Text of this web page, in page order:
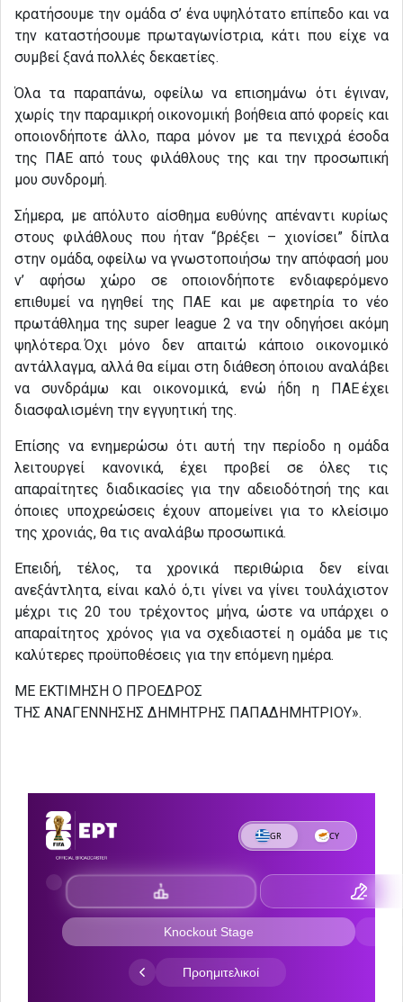
κρατήσουμε την ομάδα σ’ ένα υψηλότατο επίπεδο και να
την καταστήσουμε πρωταγωνίστρια, κάτι που είχε να
συμβεί ξανά πολλές δεκαετίες.
Όλα τα παραπάνω, οφείλω να επισημάνω ότι έγιναν,
χωρίς την παραμικρή οικονομική βοήθεια από φορείς και
οποιονδήποτε άλλο, παρα μόνον με τα πενιχρά έσοδα
της ΠΑΕ από τους φιλάθλους της και την προσωπική
μου συνδρομή.
Σήμερα, με απόλυτο αίσθημα ευθύνης απέναντι κυρίως
στους φιλάθλους που ήταν “βρέξει – χιονίσει” δίπλα
στην ομάδα, οφείλω να γνωστοποιήσω την απόφασή μου
ν’ αφήσω χώρο σε οποιονδήποτε ενδιαφερόμενο
επιθυμεί να ηγηθεί της ΠΑΕ και με αφετηρία το νέο
πρωτάθλημα της super league 2 να την οδηγήσει ακόμη
ψηλότερα. Όχι μόνο δεν απαιτώ κάποιο οικονομικό
αντάλλαγμα, αλλά θα είμαι στη διάθεση όποιου αναλάβει
να συνδράμω και οικονομικά, ενώ ήδη η ΠΑΕ έχει
διασφαλισμένη την εγγυητική της.
Επίσης να ενημερώσω ότι αυτή την περίοδο η ομάδα
λειτουργεί κανονικά, έχει προβεί σε όλες τις
απαραίτητες διαδικασίες για την αδειοδότησή της και
όποιες υποχρεώσεις έχουν απομείνει για το κλείσιμο
της χρονιάς, θα τις αναλάβω προσωπικά.
Επειδή, τέλος, τα χρονικά περιθώρια δεν είναι
ανεξάντλητα, είναι καλό ό,τι γίνει να γίνει τουλάχιστον
μέχρι τις 20 του τρέχοντος μήνα, ώστε να υπάρχει ο
απαραίτητος χρόνος για να σχεδιαστεί η ομάδα με τις
καλύτερες προϋποθέσεις για την επόμενη ημέρα.
ΜΕ ΕΚΤΙΜΗΣΗ Ο ΠΡΟΕΔΡΟΣ
ΤΗΣ ΑΝΑΓΕΝΝΗΣΗΣ ΔΗΜΗΤΡΗΣ ΠΑΠΑΔΗΜΗΤΡΙΟΥ».